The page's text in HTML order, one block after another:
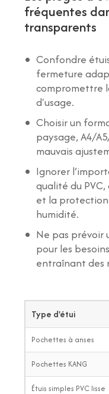
fréquentes
transparents
Confondre
fermeture
compromettre
d'usage.
Choisir un
paysage, A4/
mauvais
Ignorer
qualité du
et la protection
humidité.
Ne pas prévoir
pour les
entraînant des
Type d'étui
Pochettes à anses
Pochettes KANG
Étuis simples PVC lisse